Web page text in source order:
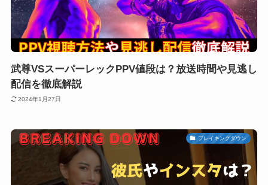
武尊VSスーパーレックPPV値段は？放送時間や見逃し
配信を徹底解説
2024年1月27日
ブレイキングダウン